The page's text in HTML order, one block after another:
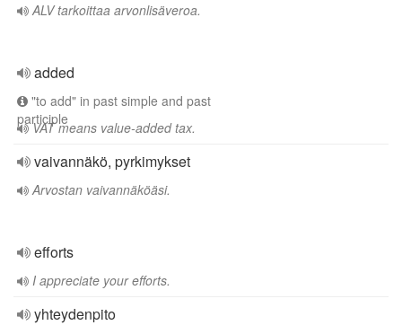
ALV tarkoittaa arvonlisäveroa.
added
"to add" in past simple and past
participle
VAT means value-added tax.
vaivannäkö, pyrkimykset
Arvostan vaivannäköäsi.
efforts
I appreciate your efforts.
yhteydenpito